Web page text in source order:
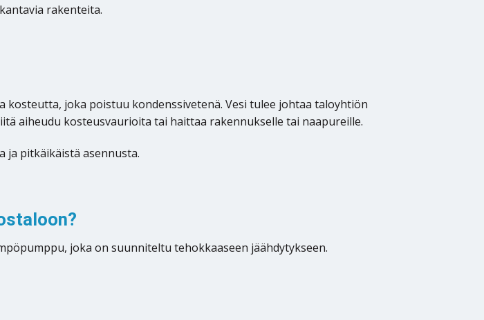
rakenteita.
kosteutta, joka poistuu kondenssivetenä. Vesi tulee johtaa taloyhtiön
aiheudu kosteusvaurioita tai haittaa rakennukselle tai naapureille.
ja pitkäikäistä asennusta.
joka on suunniteltu tehokkaaseen jäähdytykseen.